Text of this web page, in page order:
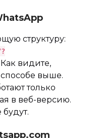
структуру:
Как видите,
выше.
только
в веб-версию.